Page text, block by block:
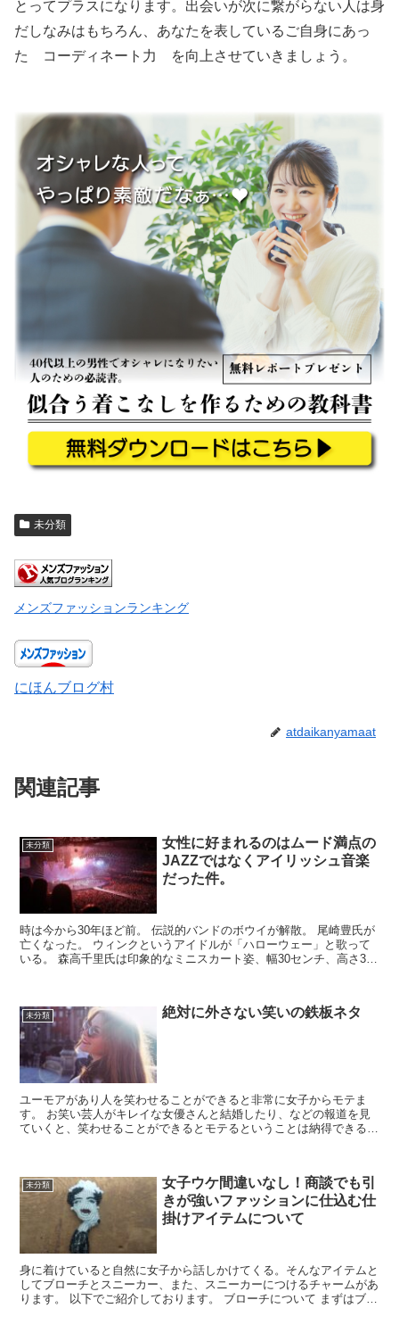
とってプラスになります。出会いが次に繋がらない人は身
だしなみはもちろん、あなたを表しているご自身にあっ
た コーディネート力 を向上させていきましょう。
未分類
メンズファッションランキング
にほんブログ村
atdaikanyamaat
関連記事
未分類
女性に好まれるのはムード満点の
JAZZではなくアイリッシュ音楽
だった件。
時は今から30年ほど前。 伝説的バンドのボウイが解散。 尾崎豊氏が
亡くなった。 ウィンクというアイドルが「ハローウェー」と歌って
いる。 森高千里氏は印象的なミニスカート姿、幅30センチ、高さ30
未分類 絶対に外さない笑いの鉄板ネタ
ユーモアがあり人を笑わせることができると非常に女子からモテま
す。 お笑い芸人がキレイな女優さんと結婚したり、などの報道を見
ていくと、笑わせることができるとモテるということは納得できると
未分類
女子ウケ間違いなし！商談でも引
きが強いファッションに仕込む仕
掛けアイテムについて
身に着けていると自然に女子から話しかけてくる。そんなアイテムと
してブローチとスニーカー、また、スニーカーにつけるチャームがあ
ります。 以下でご紹介しております。 ブローチについて まずはブロ